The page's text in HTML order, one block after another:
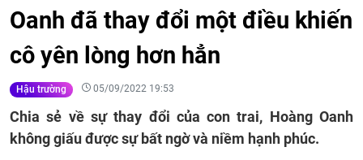
Oanh đã thay đổi một điều khiến
cô yên lòng hơn hẳn
Hậu trường 05/09/2022 19:53
Chia sẻ về sự thay đổi của con trai, Hoàng Oanh
không giấu được sự bất ngờ và niềm hạnh phúc.